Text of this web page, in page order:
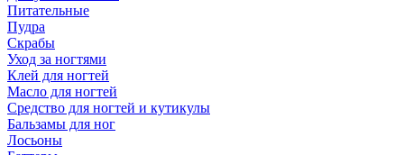
Питательные
Пудра
Скрабы
Уход за ногтями
Клей для ногтей
Масло для ногтей
Средство для ногтей и кутикулы
Бальзамы для ног
Лосьоны